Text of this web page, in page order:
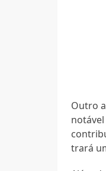
Outro
trará